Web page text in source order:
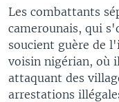
Les combattants
camerounais, qui
soucient guère de
voisin nigérian, où
attaquant des
arrestations